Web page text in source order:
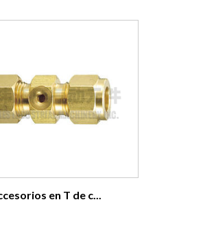
en T de c...